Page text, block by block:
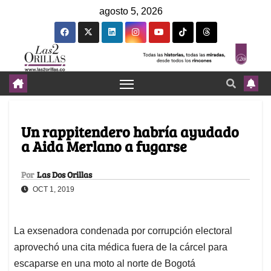
agosto 5, 2026
Un rappitendero habría ayudado
a Aida Merlano a fugarse
Por Las Dos Orillas
OCT 1, 2019
La exsenadora condenada por corrupción electoral
aprovechó una cita médica fuera de la cárcel para
escaparse en una moto al norte de Bogotá